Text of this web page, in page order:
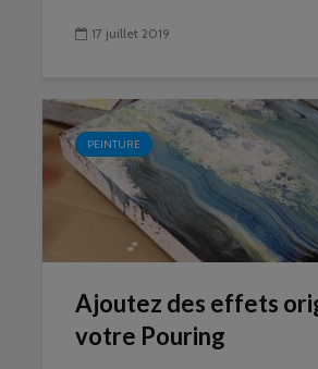
17 juillet 2019
PEINTURE
Ajoutez des effets
votre Pouring